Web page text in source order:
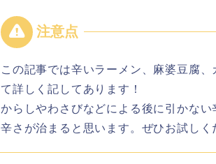
この記事では辛いラーメン、麻婆豆腐
て詳しく記してあります！
からしやわさびなどによる後に引かな
辛さが治まると思います。ぜひお試しく